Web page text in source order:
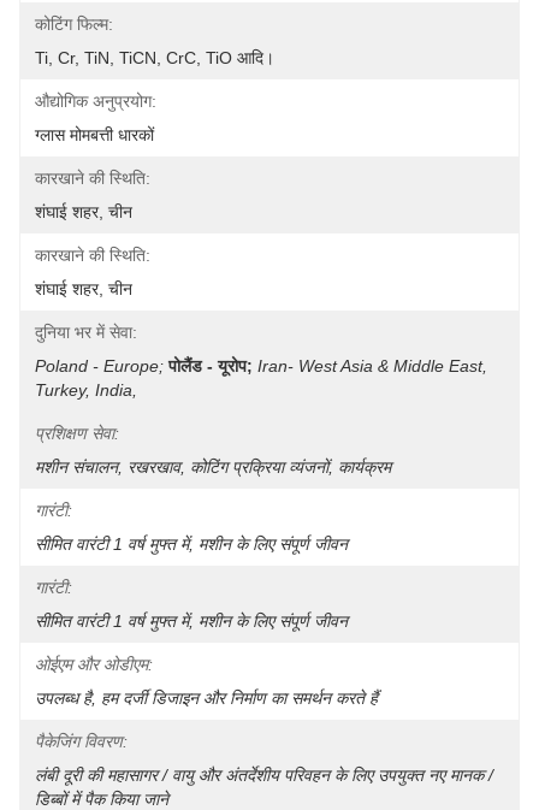
कोटिंग फिल्म:
Ti, Cr, TiN, TiCN, CrC, TiO आदि।
औद्योगिक अनुप्रयोग:
ग्लास मोमबत्ती धारकों
कारखाने की स्थिति:
शंघाई शहर, चीन
कारखाने की स्थिति:
शंघाई शहर, चीन
दुनिया भर में सेवा:
Poland - Europe; पोलैंड - यूरोप; Iran- West Asia & Middle East,
Turkey, India,
प्रशिक्षण सेवा:
मशीन संचालन, रखरखाव, कोटिंग प्रक्रिया व्यंजनों, कार्यक्रम
गारंटी:
सीमित वारंटी 1 वर्ष मुफ्त में, मशीन के लिए संपूर्ण जीवन
गारंटी:
सीमित वारंटी 1 वर्ष मुफ्त में, मशीन के लिए संपूर्ण जीवन
ओईएम और ओडीएम:
उपलब्ध है, हम दर्जी डिजाइन और निर्माण का समर्थन करते हैं
पैकेजिंग विवरण:
लंबी दूरी की महासागर / वायु और अंतर्देशीय परिवहन के लिए उपयुक्त नए मानक /
डिब्बों में पैक किया जाने